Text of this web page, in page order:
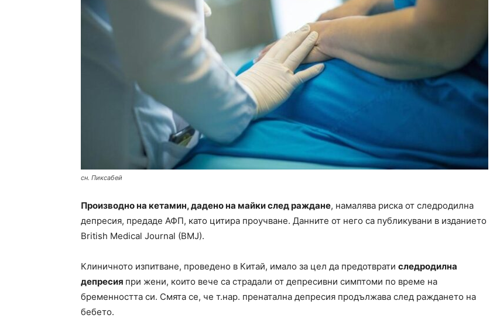
сн. Пиксабей
Производно на кетамин, дадено на майки след раждане, намалява риска от следродилна
депресия, предаде АФП, като цитира проучване. Данните от него са публикувани в изданието
British Medical Journal (BMJ).
Клиничното изпитване, проведено в Китай, имало за цел да предотврати следродилна
депресия при жени, които вече са страдали от депресивни симптоми по време на
бременността си. Смята се, че т.нар. пренатална депресия продължава след раждането на
бебето.